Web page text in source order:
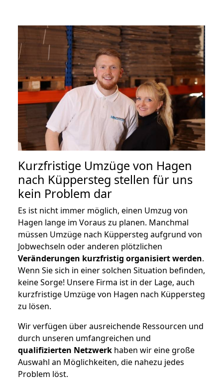
Kurzfristige Umzüge von Hagen
nach Küppersteg stellen für uns
kein Problem dar
Es ist nicht immer möglich, einen Umzug von
Hagen lange im Voraus zu planen. Manchmal
müssen Umzüge nach Küppersteg aufgrund von
Jobwechseln oder anderen plötzlichen
Veränderungen kurzfristig organisiert werden.
Wenn Sie sich in einer solchen Situation befinden,
keine Sorge! Unsere Firma ist in der Lage, auch
kurzfristige Umzüge von Hagen nach Küppersteg
zu lösen.
Wir verfügen über ausreichende Ressourcen und
durch unseren umfangreichen und
qualifizierten Netzwerk haben wir eine große
Auswahl an Möglichkeiten, die nahezu jedes
Problem löst.